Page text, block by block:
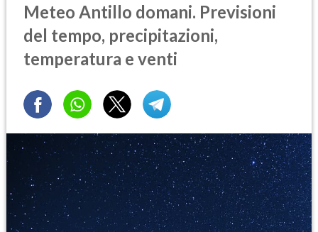
Meteo Antillo domani. Previsioni
del tempo, precipitazioni,
temperatura e venti